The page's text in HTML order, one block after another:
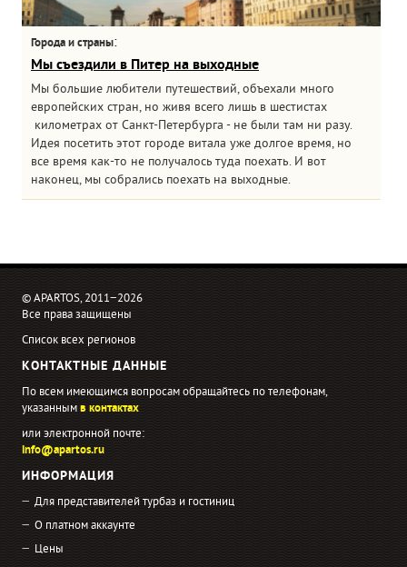
Города и страны:
Мы съездили в Питер на выходные
Мы большие любители путешествий, объехали много
европейских стран, но живя всего лишь в шестистах
километрах от Санкт-Петербурга - не были там ни разу.
Идея посетить этот городе витала уже долгое время, но
все время как-то не получалось туда поехать. И вот
наконец, мы собрались поехать на выходные.
© APARTOS, 2011−2026
Все права защищены
Список всех регионов
КОНТАКТНЫЕ ДАННЫЕ
По всем имеющимся вопросам обращайтесь по телефонам,
указаннымв контактах
или электронной почте:
info@apartos.ru
ИНФОРМАЦИЯ
Для представителей турбаз и гостиниц
О платном аккаунте
Цены